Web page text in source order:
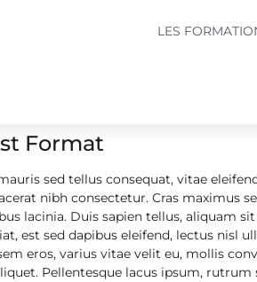
LES
Format
sed tellus consequat, vitae
nibh consectetur. Cras maximus
lacinia. Duis sapien tellus, aliquam
est sed dapibus eleifend, lectus
eros, varius vitae velit eu, mollis
Pellentesque lacus ipsum,